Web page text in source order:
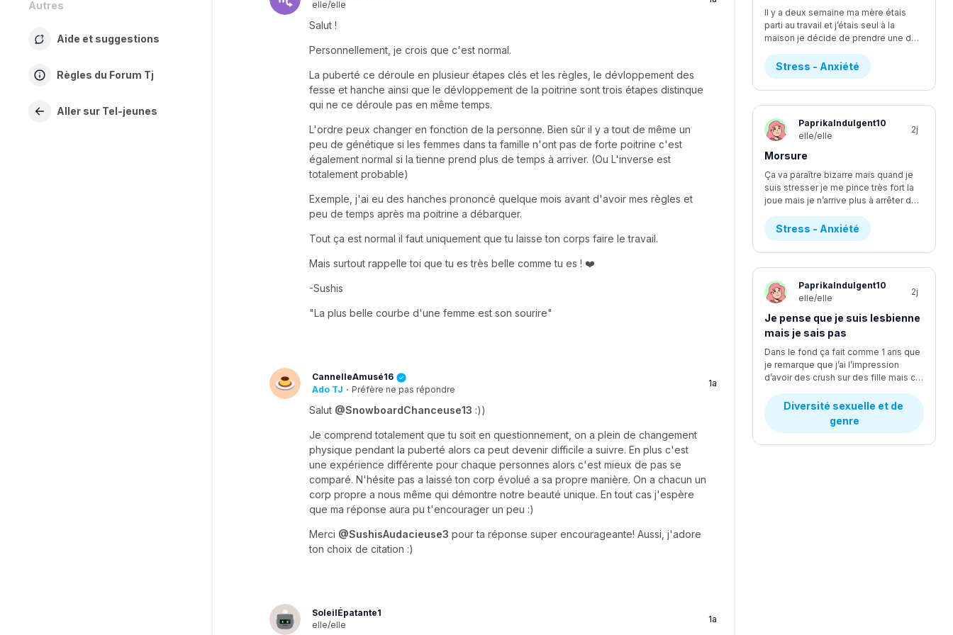
Autres
Aide et suggestions
Règles du Forum Tj
Aller sur Tel-jeunes
elle/elle
Salut !
Personnellement, je crois que c'est normal.
La puberté ce déroule en plusieur étapes clés et les règles, le dévloppement des
fesse et hanche ainsi que le dévloppement de la poitrine sont trois étapes distinque
qui ne ce déroule pas en même temps.
L'ordre peux changer en fonction de la personne. Bien sûr il y a tout de même un
peu de génétique si les femmes dans ta famille n'ont pas de forte poitrine c'est
également normal si la tienne prend plus de temps à arriver. (Ou L'inverse est
totalement probable)
Exemple, j'ai eu des hanches prononcé quelque mois avant d'avoir mes règles et
peu de temps après ma poitrine a débarquer.
Tout ça est normal il faut uniquement que tu laisse ton corps faire le travail.
Mais surtout rappelle toi que tu es très belle comme tu es ! ❤️
-Sushis
"La plus belle courbe d'une femme est son sourire"
CannelleAmusé16
Ado TJ · Préfère ne pas répondre
1a
Salut @SnowboardChanceuse13 :))
Je comprend totalement que tu soit en questionnement, on a plein de changement
physique pendant la puberté alors ca peut devenir difficile a suivre. En plus c'est
une expérience différente pour chaque personnes alors c'est mieux de pas se
comparé. N'hésite pas a laissé ton corp évolué a sa propre manière. On a chacun un
corp propre a nous même qui démontre notre beauté unique. En tout cas j'espère
que ma réponse aura pu t'encourager un peu :)
Merci @SushisAudacieuse3 pour ta réponse super encourageante! Aussi, j'adore
ton choix de citation :)
SoleilÉpatante1
elle/elle
1a
Il y a deux semaine ma mère étais
parti au travail et j’étais seul à la
maison je décide de prendre une douche et après je n’arrive pas à sortir j’étais convaincu que qqlq étais dans ma maison j’ai refuser de sortir jusqu’à ce que ma mère revienne car je m’imaginais les pire senario en boucle et n’arrivais pas à m’arrêter j’ai attendu 3heure dans la salle de bain a prote barrer en attendant que ma mère vienne et ce n’ai pas la première fois à chaque soir je dois vérifier 4fois que toute les serrure de ma maison soit barrée car sinon je ne dort pas je ne comprend pas pourquoi ça m’arrive il y a à peine 2 mois je n’avais pas du tt de stress par rapport à ce que qqlq vienne chez nous est ce que je suis la seul? Et est ce que vous avez des idées de comment je pourrait m’en débarrasser
Stress - Anxiété
PaprikaIndulgent10
elle/elle
2j
Morsure
Ça va paraître bizarre mais quand je
suis stresser je me pince très fort la
joue mais je n’arrive plus à arrêter depuis 1ans ça fait 3 ans que je le fait assez régulièrement mais là j’arrive plus à arrêter je saigne et ma peau s’arrache à chaque fois et parfois je ne m’en rend même pas compte et je ne peut pas en parler à mes amie car à chaque fois que j’ai essayer elle fesais des blague a propos de ce que je leur disais et j’aimerais réussir à diminuer mon stress car il m’empêche aussi a dormir car je pense à tous ce qu’il peut arriver je commençais à aller mieux et 2 mois après c’est pire que jamais je ne sais plus quoi faire
Stress - Anxiété
PaprikaIndulgent10
elle/elle
2j
Je pense que je suis lesbienne
mais je sais pas
Dans le fond ça fait comme 1 ans que
je remarque que j’ai l’impression
d’avoir des crush sur des fille mais c des actrice dans des série téléviser mais pas dans mon école exemple et les garçon ne semble pas m’intéresser et je pense que mes amies le savent car elle me disent des remarque en niaisant un peu que j’aime les fille pis que c correct et tout et ma mère aussi depuis l’année passer mais j’ai peur que ce soit juste que je suis confuse et j’ai peur que ce sois vrai car j’ai peur de comment les personne vont réagir et si de mes amies vont arrêter de me parler je ne sais pas comment savoir de qui je suis attirer je me vois sexuellement avec une fille et pas un gars mais romantiquement je pense les deux c’est compliquer je me perd et si j’aime réellement les fille comment est ce que je vais l’annoncer et à qui quand ça me stress vrmt bcp j’ai aussi peur que mes amies acte différent envers moi si je leur dis alors qu’elle ne m’intéresse pas du tt
Diversité sexuelle et de
genre